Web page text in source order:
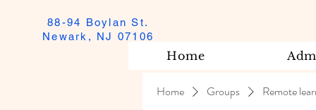
88-94 Boylan St.
Newark, NJ 07106
Home
Home Groups Remote